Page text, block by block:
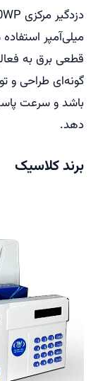
قطعی برق به
گونه‌ای طراحی و
باشد و سرعت
دهد.
برند کلاسیک